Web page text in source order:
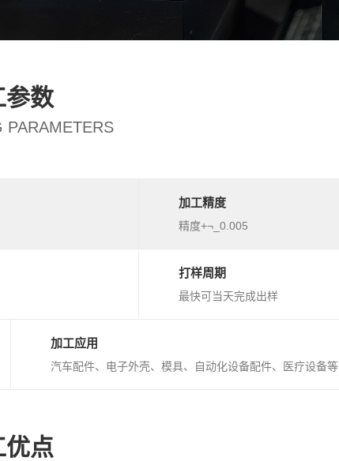
参数
PARAMETERS
加工精度
精度+¬_0.005
打样周期
最快可当天完成出样
加工应用
汽车配件、电子外壳、模具、自动化设备配件、医疗设备等
优点